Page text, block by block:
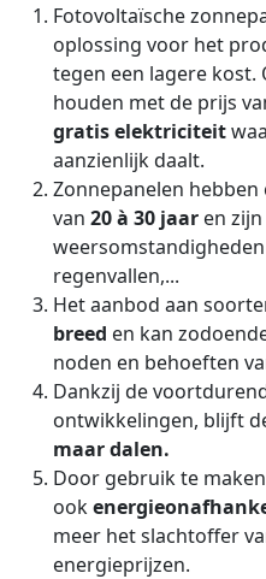
Fotovoltaïsche
oplossing voor het
tegen een lagere kost.
houden met de prijs
gratis elektriciteit
aanzienlijk daalt.
Zonnepanelen
van 20 à 30 jaar en
regenvallen,...
Het aanbod aan
breed en kan
noden en behoeften
Dankzij de
ontwikkelingen, blijft
maar dalen.
Door gebruik te
ook
meer het slachtoffer
energieprijzen.